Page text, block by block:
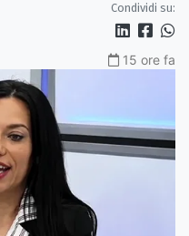
Condividi su:
15 ore fa